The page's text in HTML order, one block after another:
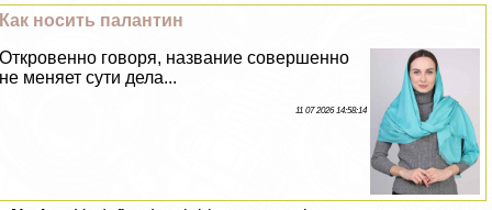
Как носить палантин
Откровенно говоря, название совершенно
не меняет сути дела...
11 07 2026 14:58:14